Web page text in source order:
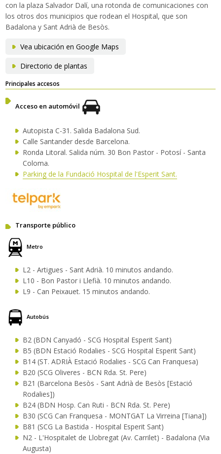
con la plaza Salvador Dalí, una rotonda de comunicaciones con
los otros dos municipios que rodean el Hospital, que son
Badalona y Sant Adrià de Besòs.
Vea ubicación en Google Maps
Directorio de plantas
Principales accesos
Acceso en automóvil
Autopista C-31. Salida Badalona Sud.
Calle Santander desde Barcelona.
Ronda Litoral. Salida núm. 30 Bon Pastor - Potosí - Santa
Coloma.
Parking de la Fundació Hospital de l'Esperit Sant.
Transporte público
Metro
L2 - Artigues - Sant Adrià. 10 minutos andando.
L10 - Bon Pastor i Llefià. 10 minutos andando.
L9 - Can Peixauet. 15 minutos andando.
Autobús
B2 (BDN Canyadó - SCG Hospital Esperit Sant)
B5 (BDN Estació Rodalies - SCG Hospital Esperit Sant)
B14 (ST. ADRIÀ Estació Rodalies - SCG Can Franquesa)
B20 (SCG Oliveres - BCN Rda. St. Pere)
B21 (Barcelona Besòs - Sant Adrià de Besòs [Estació
Rodalies])
B24 (BDN Hosp. Can Ruti - BCN Rda. St. Pere)
B30 (SCG Can Franquesa - MONTGAT La Virreina [Tiana])
B81 (SCG La Bastida - Hospital Esperit Sant)
N2 - L'Hospitalet de Llobregat (Av. Carrilet) - Badalona (Via
Augusta)